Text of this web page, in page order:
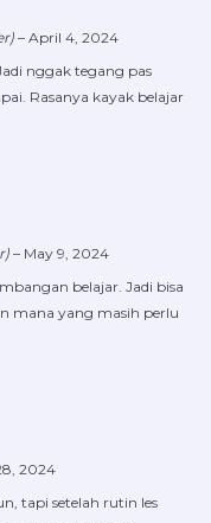
– April 4, 2024
nggak tegang pas
Rasanya kayak belajar
– May 9, 2024
belajar. Jadi bisa
mana yang masih perlu
2024
tapi setelah rutin les